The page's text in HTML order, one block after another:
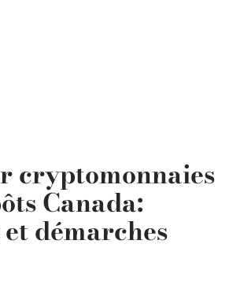
cryptomonnaies
Canada:
démarches